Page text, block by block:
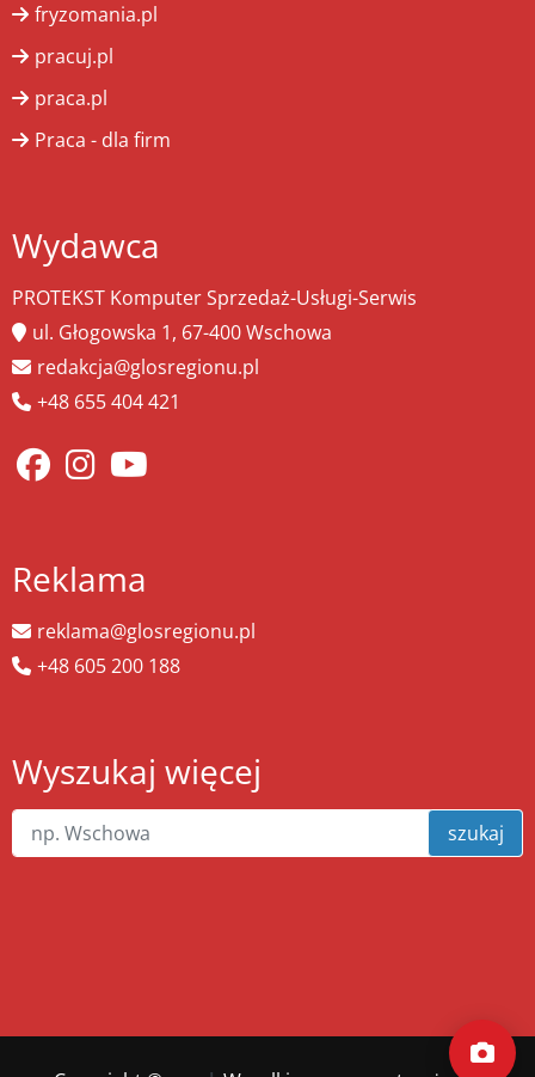
fryzomania.pl
pracuj.pl
praca.pl
Praca - dla firm
Wydawca
PROTEKST Komputer Sprzedaż-Usługi-Serwis
ul. Głogowska 1, 67-400 Wschowa
redakcja@glosregionu.pl
+48 655 404 421
Reklama
reklama@glosregionu.pl
+48 605 200 188
Wyszukaj więcej
szukaj